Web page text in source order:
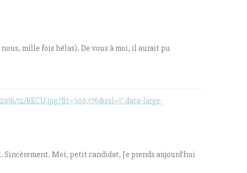
mille fois hélas). De vous à moi, il aurait pu
12/RECU.jpg?fit=300,176&ssl=1" data-large-
Sincèrement. Moi, petit candidat, Je prends aujourd’hui